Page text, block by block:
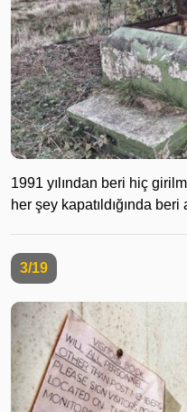
1991 yılından beri hiç
her şey kapatıldığında
3/19